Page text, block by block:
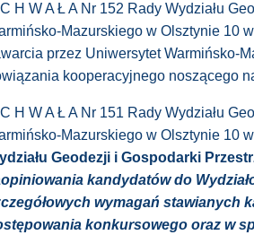
H W A Ł A Nr 152 Rady Wydziału
Mazurskiego w Olsztynie 10
przez Uniwersytet Warmińsko-
kooperacyjnego noszącego
H W A Ł A Nr 151 Rady Wydziału
Mazurskiego w Olsztynie 10
Geodezji i Gospodarki
kandydatów do
wymagań stawianych
konkursowego oraz w